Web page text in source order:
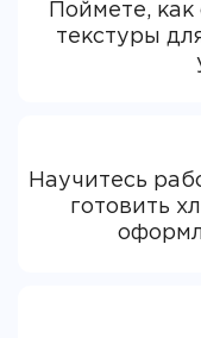
Поймете,
текстуры
Научитесь
готовить